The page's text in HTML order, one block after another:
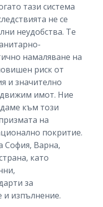
тази система
не се
неудобства. Те
намаляване на
риск от
и значително
имот. Ние
към този
на
покритие.
София, Варна,
като
за
и изпълнение.